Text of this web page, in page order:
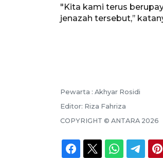
"Kita kami terus
jenazah tersebut,’’
Pewarta : Akhyar Rosidi
Editor: Riza Fahriza
COPYRIGHT © ANTARA 2026